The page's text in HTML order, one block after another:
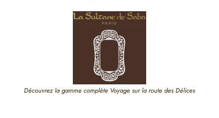
Découvrez la gamme complète Voyage sur la route des Délices